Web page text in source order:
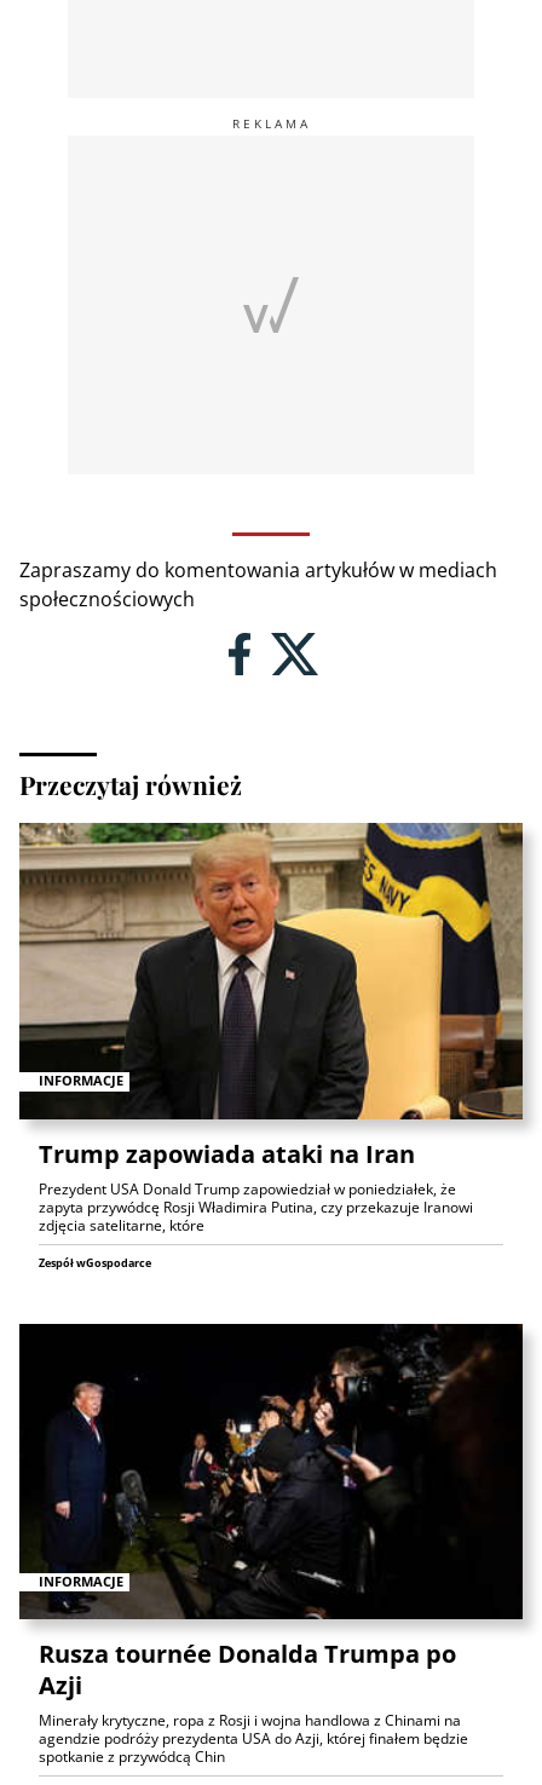
Zapraszamy do komentowania artykułów w mediach
społecznościowych
Przeczytaj również
INFORMACJE
Trump zapowiada ataki na Iran
Prezydent USA Donald Trump zapowiedział w poniedziałek, że
zapyta przywódcę Rosji Władimira Putina, czy przekazuje Iranowi
zdjęcia satelitarne, które
Zespół wGospodarce
INFORMACJE
Rusza tournée Donalda Trumpa po
Azji
Minerały krytyczne, ropa z Rosji i wojna handlowa z Chinami na
agendzie podróży prezydenta USA do Azji, której finałem będzie
spotkanie z przywódcą Chin